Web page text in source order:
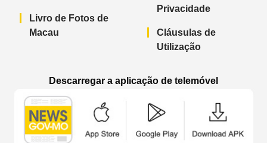
Livro de Fotos de
Macau
Privacidade
Cláusulas de
Utilização
Descarregar a aplicação de telemóvel